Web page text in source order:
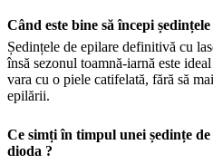
Când este bine să începi
Ședințele de epilare definitivă cu
însă sezonul toamnă-iarnă este
vara cu o piele catifelată, fără să
epilării.
Ce simți în timpul unei ședințe
dioda ?